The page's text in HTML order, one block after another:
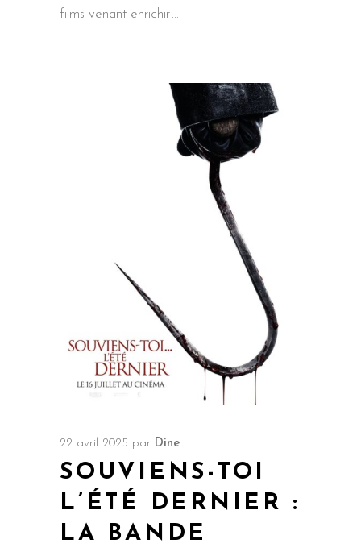
films venant enrichir
22 avril 2025 par Dine
SOUVIENS-TOI
L’ÉTÉ DERNIER :
LA BANDE